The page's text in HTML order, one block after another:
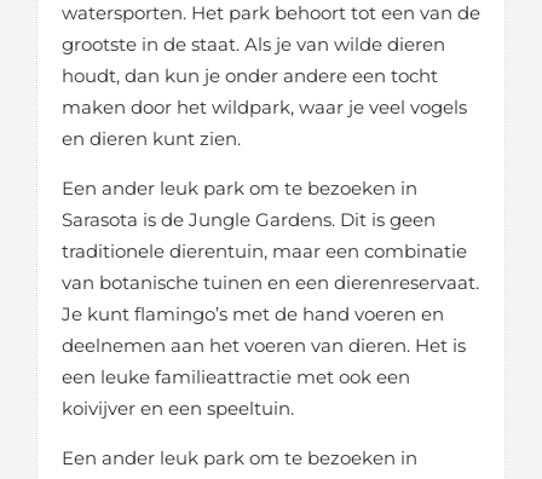
watersporten. Het park behoort tot een van de
grootste in de staat. Als je van wilde dieren
houdt, dan kun je onder andere een tocht
maken door het wildpark, waar je veel vogels
en dieren kunt zien.
Een ander leuk park om te bezoeken in
Sarasota is de Jungle Gardens. Dit is geen
traditionele dierentuin, maar een combinatie
van botanische tuinen en een dierenreservaat.
Je kunt flamingo’s met de hand voeren en
deelnemen aan het voeren van dieren. Het is
een leuke familieattractie met ook een
koivijver en een speeltuin.
Een ander leuk park om te bezoeken in